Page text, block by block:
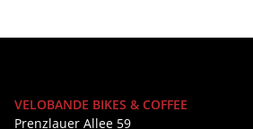
VELOBANDE BIKES & COFFEE
Prenzlauer Allee 59